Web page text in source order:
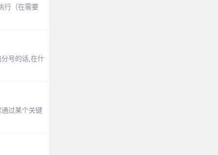
行（在需要
号的话,在什
过某个关键